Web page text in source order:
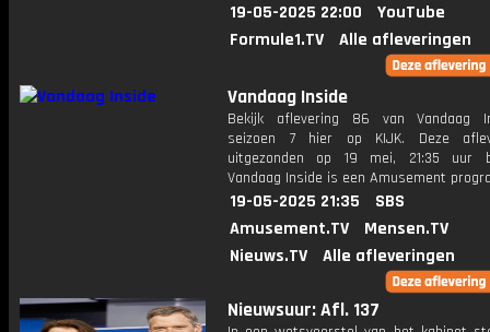
19-05-2025 22:00
YouTube
Formule1.TV
Alle afleveringen
Vandaag Inside
Bekijk aflevering 86 van Vandaag
seizoen 7 hier op KIJK. Deze
uitgezonden op 19 mei, 21:35 uur
Vandaag Inside is een Amusement
19-05-2025 21:35
SBS
Amusement.TV
Mensen.TV
Nieuws.TV
Alle afleveringen
Nieuwsuur: Afl. 137